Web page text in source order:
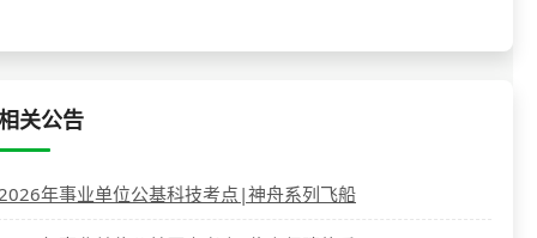
关公告
年事业单位公基科技考点|神舟系列飞船